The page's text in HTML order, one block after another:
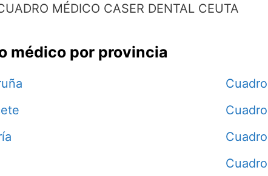
MÉDICO CASER DENTAL CEUTA
médico por provincia